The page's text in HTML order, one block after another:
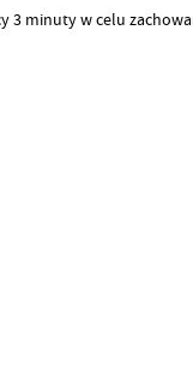
3 minuty w celu